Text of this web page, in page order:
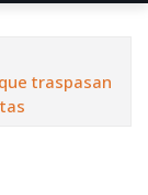
traspasan